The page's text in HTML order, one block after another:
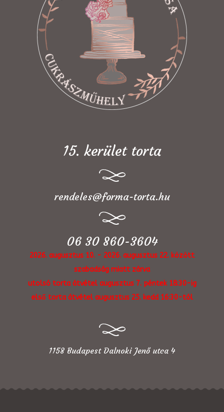
15. kerület torta
rendeles@forma-torta.hu
06 30 860-3604
2026. augusztus 10. - 2026. augusztus 22. között
szabadság miatt zárva
utolsó torta átvétel augusztus 7. péntek 18:30-ig
első torta átvétel augusztus 25. kedd 16:30-tól
1158 Budapest Dalnoki Jenő utca 4